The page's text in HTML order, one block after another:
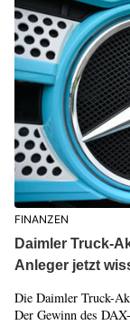
FINANZEN
Daimler Truck-
Anleger jetzt
Die Daimler Truck-
Der Gewinn des